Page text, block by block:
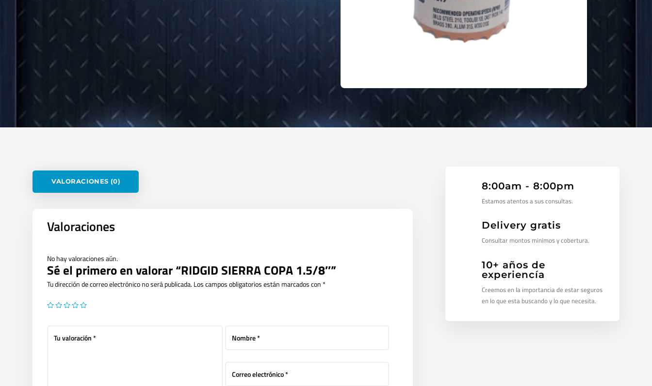
VALORACIONES (0)
Valoraciones
No hay valoraciones aún.
Sé el primero en valorar “RIDGID SIERRA COPA 1.5/8″”
Tu dirección de correo electrónico no será publicada.Los campos obligatorios están marcados con *
8:00am - 8:00pm
Estamos atentos a sus consultas.
Delivery gratis
Consultar montos minimos y cobertura.
10+ años de
experiencía
Creemos en la importancia de estar seguros
en lo que esta buscando y lo que necesita.